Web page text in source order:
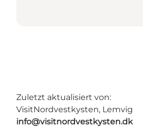
Zuletzt aktualisiert von:
VisitNordvestkysten, Lemvig
info@visitnordvestkysten.dk